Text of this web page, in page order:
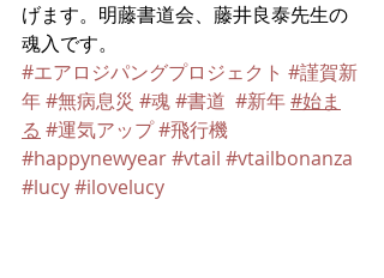
げます。明藤書道会、藤井良泰先生の
魂入です。
#エアロジパングプロジェクト #謹賀新
年#無病息災 #魂#書道 #新年#始ま
る #運気アップ#飛行機
#happynewyear#vtail #vtailbonanza
#lucy#ilovelucy